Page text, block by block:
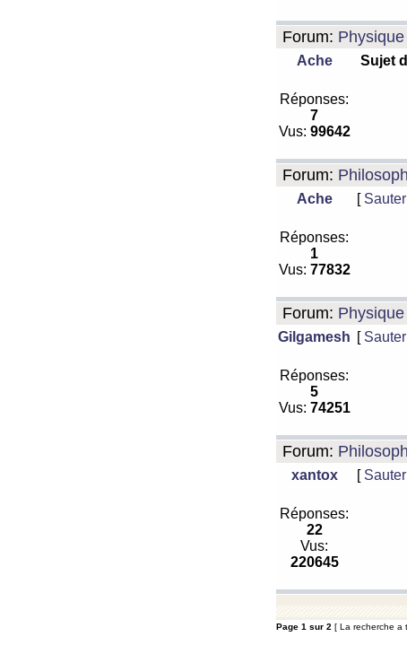
Forum: Physique
Ache Sujet
Réponses:
7
Vus: 99642
Forum:
Ache [
Réponses:
1
Vus: 77832
Forum: Physique
Gilgamesh [
Réponses:
5
Vus: 74251
Forum:
xantox [
Réponses:
22
Vus:
220645
Page 1 sur 2 [ La recherche a